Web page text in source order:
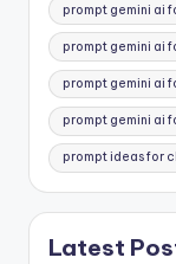
prompt gemini ai
prompt gemini ai
prompt gemini ai
prompt gemini ai
prompt ideas for
Latest